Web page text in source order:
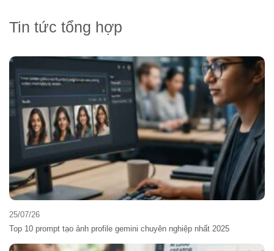
Tin tức tổng hợp
25/07/26
Top 10 prompt tạo ảnh profile gemini chuyên nghiệp nhất 2025